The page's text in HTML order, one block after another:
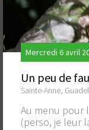
Mercredi 6 avril
Un peu de
Sainte-Anne,
Au menu pour
(perso, je leur